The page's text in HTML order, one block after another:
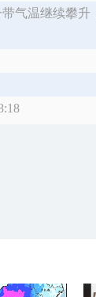
带气温继续攀